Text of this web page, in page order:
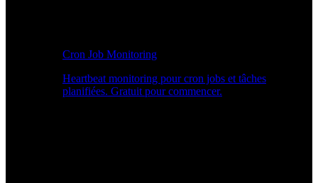
Cron Job Monitoring
Heartbeat monitoring pour cron jobs et tâches
planifiées. Gratuit pour commencer.